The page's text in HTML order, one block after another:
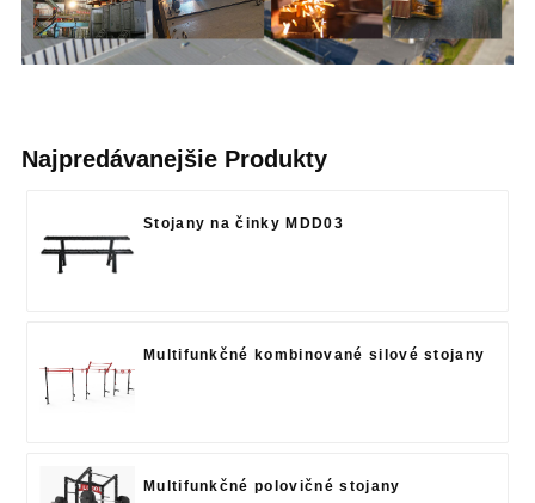
Najpredávanejšie Produkty
Stojany na činky MDD03
Multifunkčné kombinované silové stojany
Multifunkčné polovičné stojany